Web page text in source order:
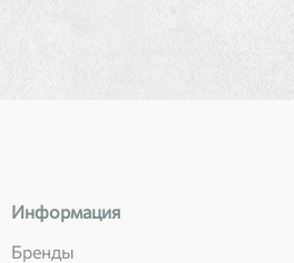
Информация
Бренды